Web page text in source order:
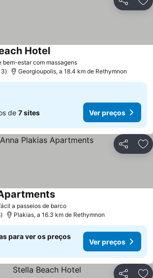
Partilhar
bem-estar com massagens
Hotel
Georgioupolis, a 18.4 km de Rethymnon
de 7 sites Ver preços
Partilhar
a passeios de barco
Plakias, a 16.3 km de Rethymnon
para ver os preços
Ver preços